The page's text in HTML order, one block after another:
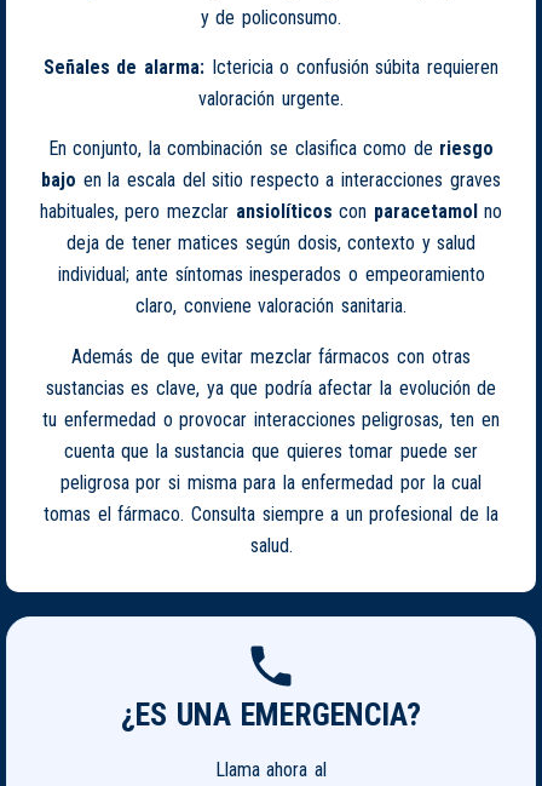
y de policonsumo.
Señales de alarma: Ictericia o confusión súbita requieren
valoración urgente.
En conjunto, la combinación se clasifica como de riesgo
bajo en la escala del sitio respecto a interacciones graves
habituales, pero mezclar ansiolíticos con paracetamolno
deja de tener matices según dosis, contexto y salud
individual; ante síntomas inesperados o empeoramiento
claro, conviene valoración sanitaria.
Además de que evitar mezclar fármacos con otras
sustancias es clave, ya que podría afectar la evolución de
tu enfermedad o provocar interacciones peligrosas, ten en
cuenta que la sustancia que quieres tomar puede ser
peligrosa por si misma para la enfermedad por la cual
tomas el fármaco. Consulta siempre a un profesional de la
salud.
¿ES UNA EMERGENCIA?
Llama ahora al